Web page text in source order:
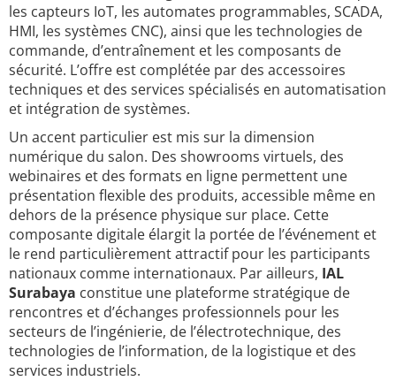
les capteurs IoT, les automates programmables, SCADA,
HMI, les systèmes CNC), ainsi que les technologies de
commande, d’entraînement et les composants de
sécurité. L’offre est complétée par des accessoires
techniques et des services spécialisés en automatisation
et intégration de systèmes.
Un accent particulier est mis sur la dimension
numérique du salon. Des showrooms virtuels, des
webinaires et des formats en ligne permettent une
présentation flexible des produits, accessible même en
dehors de la présence physique sur place. Cette
composante digitale élargit la portée de l’événement et
le rend particulièrement attractif pour les participants
nationaux comme internationaux. Par ailleurs, IAL
Surabaya constitue une plateforme stratégique de
rencontres et d’échanges professionnels pour les
secteurs de l’ingénierie, de l’électrotechnique, des
technologies de l’information, de la logistique et des
services industriels.